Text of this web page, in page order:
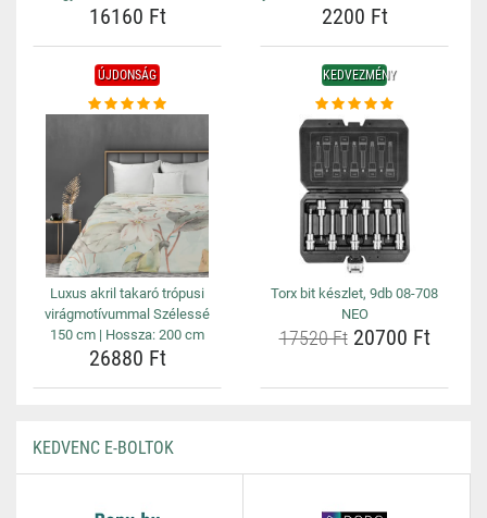
16160 Ft 2200 Ft
ÚJDONSÁG
Luxus akril takaró trópusi
virágmotívummal Szélessé
150 cm | Hossza: 200 cm
26880 Ft
KEDVEZMÉNY
Torx bit készlet, 9db 08-708
NEO
17520 Ft20700 Ft
KEDVENC E-BOLTOK